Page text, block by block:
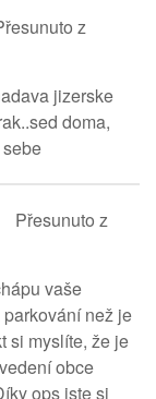
z
jizerske
doma,
Přesunuto z
vaše
než je
si myslíte, že je
obce
ops jste si